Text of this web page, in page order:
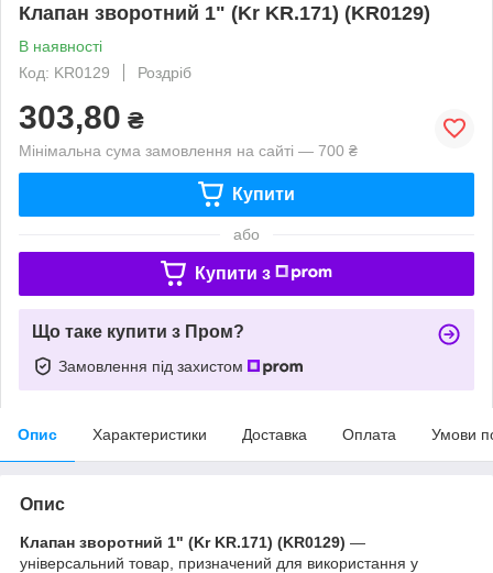
Клапан зворотний 1" (Kr KR.171) (KR0129)
В наявності
Код: KR0129
Роздріб
303,80 ₴
Мінімальна сума замовлення на сайті — 700 ₴
Купити
або
Купити з
Що таке купити з Пром?
Замовлення під захистом
Опис Характеристики Доставка Оплата Умови
Опис
Клапан зворотний 1" (Kr KR.171) (KR0129) —
універсальний товар, призначений для використання у